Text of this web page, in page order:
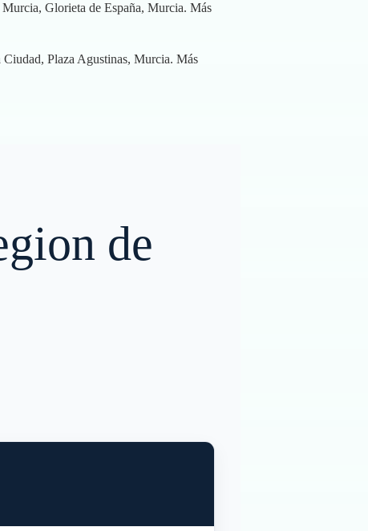
Glorieta de España, Murcia. Más
Plaza Agustinas, Murcia. Más
de